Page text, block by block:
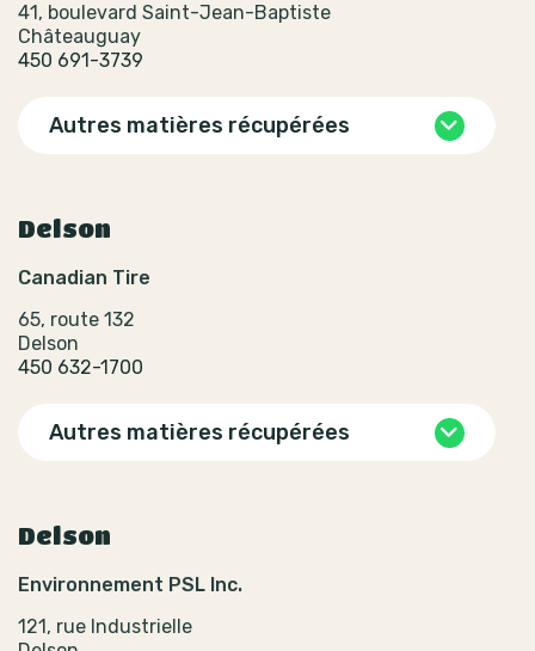
41, boulevard Saint-Jean-Baptiste
Châteauguay
450 691-3739
Autres matières récupérées
Delson
Canadian Tire
65, route 132
Delson
450 632-1700
Autres matières récupérées
Delson
Environnement PSL Inc.
121, rue Industrielle